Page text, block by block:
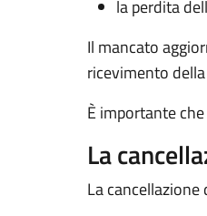
la perdita
Il mancato
ricevimento
È importante
La
La cancellazione